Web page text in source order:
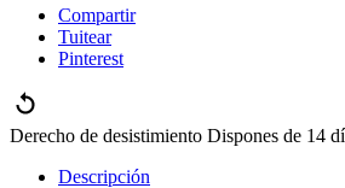
Compartir
Tuitear
Pinterest
Derecho de desistimiento Dispones de 14
Descripción